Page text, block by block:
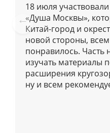
к
Pre
vio
us
18 июля
«Душа Москвы»,
Китай-город и
новой стороны,
понравилось. Часть
изучать материалы
расширения
ну и всем